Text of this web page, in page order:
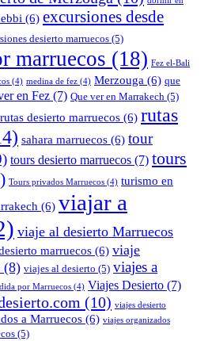
(6) excursiones desde
desierto marruecos (5)
marruecos (18) Fez el-Bali
(4) medina de fez (4) Merzouga (6) que
en Fez (7) Que ver en Marrakech (5)
rutas desierto marruecos (6) rutas
sahara marruecos (6) tour
tours desierto marruecos (7) tours
Tours privados Marruecos (4) turismo en
(6) viajar a
viaje al desierto Marruecos
marruecos (6) viaje
(8) viajes al desierto (5) viajes a
por Marruecos (4) Viajes Desierto (7)
(10) viajes desierto
a Marruecos (6) viajes organizados
(5)